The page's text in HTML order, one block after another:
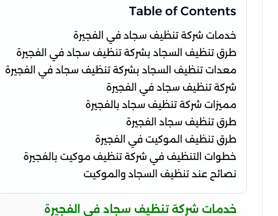
Table of Contents
خدمات شركة تنظيف سجاد في الفجيرة
طرق تنظيف السجاد بشركة تنظيف سجاد في الفجيرة
معدات تنظيف السجاد بشركة تنظيف سجاد في الفجيرة
شركة تنظيف سجاد في الفجيرة
مميزات شركة تنظيف سجاد بالفجيرة
طرق تنظيف سجاد الفجيرة
طرق تنظيف الموكيت في الفجيرة
خطوات التنظيف في شركة تنظيف موكيت بالفجيرة
نصائح عند تنظيف السجاد والموكيت
خدمات شركة تنظيف سجاد في الفجيرة